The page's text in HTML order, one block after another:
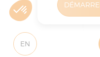
Copyright © Absys
EN